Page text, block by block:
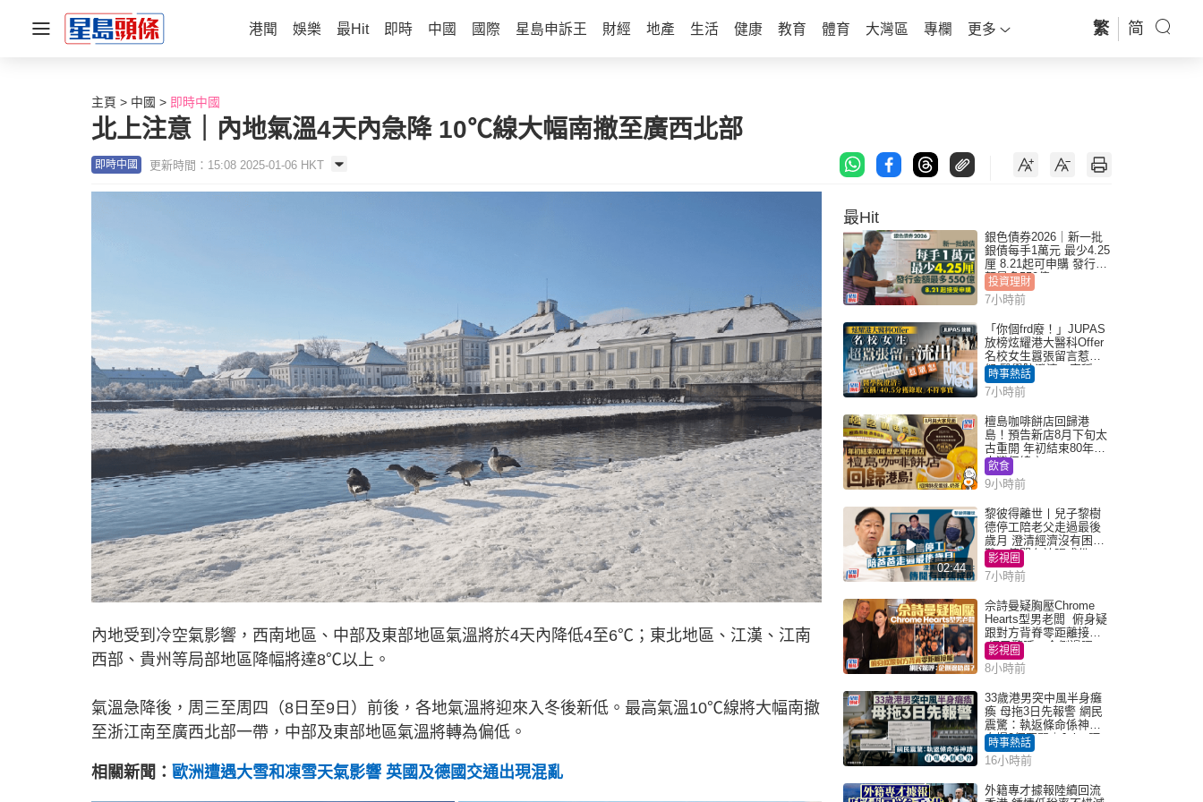
港聞 娛樂 最Hit 即時 中國 國際 星島申訴王 財經 地產 生活 健康 教育 體育 大灣區 專欄 更多 繁 简
主頁 中國 即時中國
北上注意｜內地氣溫4天內急降 10℃線大幅南撤至廣西北部
即時中國 更新時間：15:08 2025-01-06 HKT
內地受到冷空氣影響，西南地區、中部及東部地區氣溫將於4天內降低4至6℃；東北地區、江漢、江南
西部、貴州等局部地區降幅將達8℃以上。
氣溫急降後，周三至周四（8日至9日）前後，各地氣溫將迎來入冬後新低。最高氣溫10℃線將大幅南撤
至浙江南至廣西北部一帶，中部及東部地區氣溫將轉為偏低。
相關新聞： 歐洲遭遇大雪和凍雪天氣影響 英國及德國交通出現混亂
最Hit
銀色債券2026｜新一批
銀債每手1萬元 最少4.25
厘 8.21起可申購 發行金
額最多550億
投資理財
7小時前
「你個frd廢！」JUPAS
放榜炫耀港大醫科Offer
名校女生囂張留言惹眾
怒 醫學院澄清：宣稱
「40.5分獲錄取」不符事
實｜Juicy叮
時事熱話
7小時前
檀島咖啡餅店回歸港
島！預告新店8月下旬太
古重開 年初結束80年歷
史灣仔總店
飲食
9小時前
02:44
黎彼得離世丨兒子黎樹
德停工陪老父走過最後
歲月 澄清經濟沒有困
難：傳聞有誇張成份
影視圈
7小時前
佘詩曼疑胸壓Chrome
Hearts型男老闆 俯身疑
跟對方背脊零距離接觸
網民驚呼：企側邊唔
得？
影視圈
8小時前
33歲港男突中風半身癱
瘓 母拖3日先報警 網民
震驚：執返條命係神蹟
自爆2個惡習｜Juicy叮
時事熱話
16小時前
外籍專才據報陸續回流